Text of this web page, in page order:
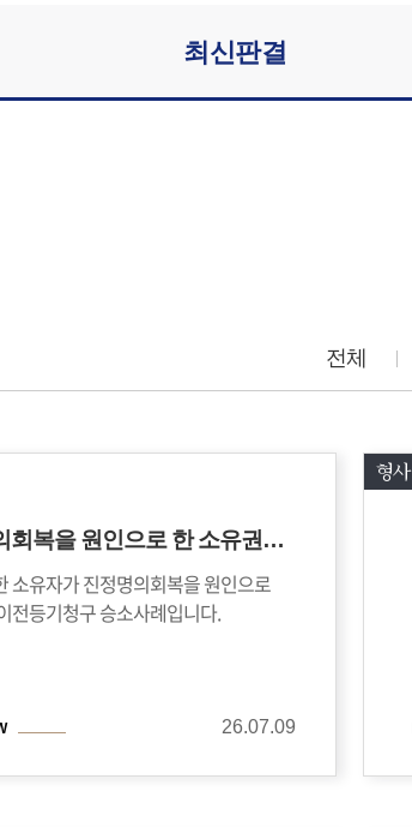
최신판결
전체
진정명의회복을 원인으로 한 소유권이전등기청구 승소사례
소유자가 진정명의회복을 원인으로
전등기청구 승소사례입니다.
26.07.09
형사